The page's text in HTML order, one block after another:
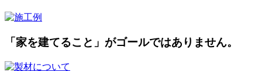
「家を建てること」がゴールではありません。